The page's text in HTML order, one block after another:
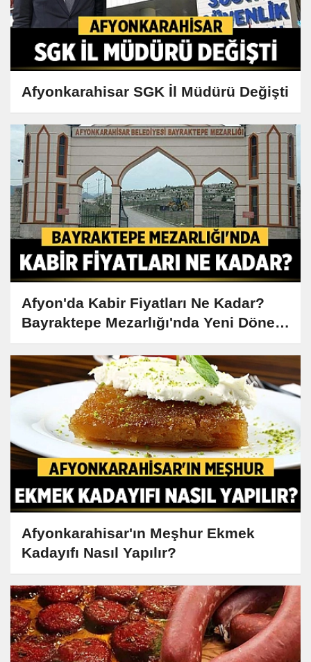
Afyonkarahisar SGK İl Müdürü Değişti
Afyon'da Kabir Fiyatları Ne Kadar?
Bayraktepe Mezarlığı'nda Yeni Dönem
Başladı
Afyonkarahisar'ın Meşhur Ekmek
Kadayıfı Nasıl Yapılır?